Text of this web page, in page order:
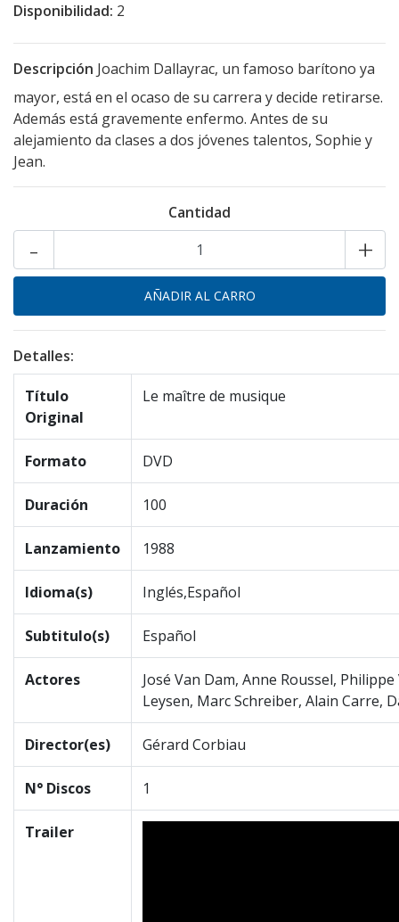
Disponibilidad: 2
Descripción Joachim Dallayrac, un famoso barítono ya
mayor, está en el ocaso de su carrera y decide retirarse.
Además está gravemente enfermo. Antes de su
alejamiento da clases a dos jóvenes talentos, Sophie y
Jean.
Cantidad
+
-
Detalles:
Título
Original
Le maître de musique
Formato DVD
Duración 100
Lanzamiento 1988
Idioma(s) Inglés,Español
Subtitulo(s) Español
Actores
José Van Dam, Anne Roussel,
Leysen, Marc Schreiber, Alain Carre,
Director(es) Gérard Corbiau
N° Discos 1
Trailer